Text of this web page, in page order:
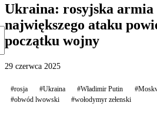
Ukraina: rosyjska armia
największego ataku
początku wojny
29 czerwca 2025
#rosja #Ukraina #Władimir Putin
#obwód lwowski
#wołodymyr zełenski